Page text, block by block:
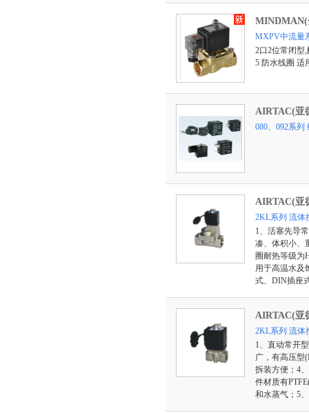
MINDMAN(
MXPV中流量
2口2位常闭型
5 防水线圈 适
AIRTAC(亚
080、092系列
AIRTAC(亚
2KL系列 流体
1、活塞先导
凑、体积小、
圈耐热等级为
用于高温水及
式、DIN插座
AIRTAC(亚
2KL系列 流体
1、直动常开
广，有高压型
拆装方便；4
件材质有
和水蒸气；5